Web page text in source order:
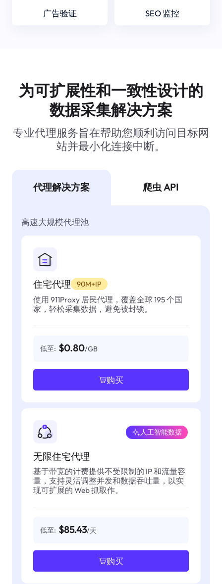
广告验证 SEO 监控
为可扩展性和一致性设计的
数据采集解决方案
专业代理服务旨在帮助您顺利访问目标网
站并最小化连接中断。
代理解决方案 爬虫 API
高速大规模代理池
住宅代理 90M+IP
使用 911Proxy 居民代理，覆盖全球 195 个国
家，轻松采集数据，避免被封锁。
低至: $0.80/GB
购买
无限住宅代理
人工智能数据
基于带宽的计费提供不受限制的 IP 和流量容
量，支持灵活调整并发和数据吞吐量，以实
现可扩展的 Web 抓取作。
低至: $85.43/天
购买